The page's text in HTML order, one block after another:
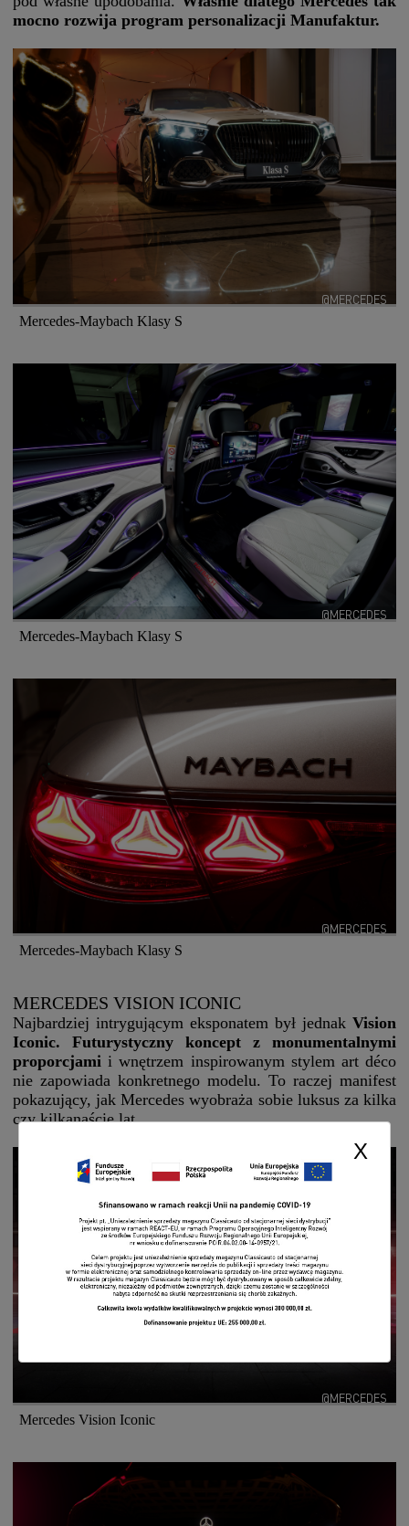
X
mocno rozwija program personalizacji Manufaktur.
@MERCEDES
Mercedes-Maybach Klasy S
@MERCEDES
Mercedes-Maybach Klasy S
@MERCEDES
Mercedes-Maybach Klasy S
MERCEDES VISION ICONIC
Najbardziej intrygującym eksponatem był jednak Vision
Iconic. Futurystyczny koncept z monumentalnymi
proporcjami i wnętrzem inspirowanym stylem art déco
nie zapowiada konkretnego modelu. To raczej manifest
pokazujący, jak Mercedes wyobraża sobie luksus za kilka
czy kilkanaście lat.
@MERCEDES
Mercedes Vision Iconic